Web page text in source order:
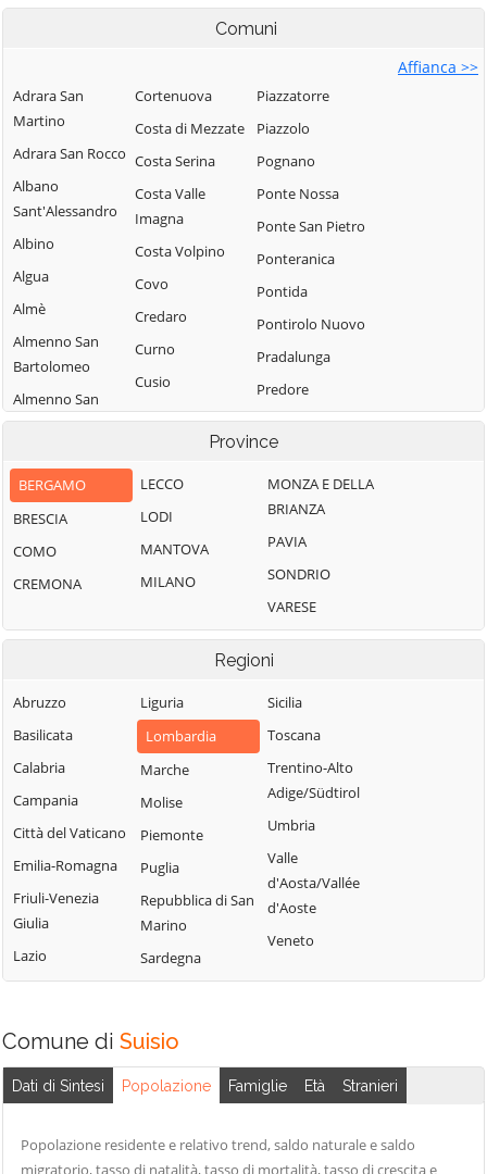
Comuni
Affianca >>
Adrara San
Martino
Adrara San Rocco
Albano
Sant'Alessandro
Albino
Algua
Almè
Almenno San
Bartolomeo
Almenno San
Salvatore
Lombardo
Ambivere
Antegnate
Arcene
Arzago d'Adda
Aviatico
Azzano San
Paolo
Azzone
Bagnatica
Barbata
Bariano
Barzana
Bedulita
Bergamo
Bianzano
Bolgare
Cortenuova
Costa di Mezzate
Costa Serina
Costa Valle
Imagna
Costa Volpino
Covo
Credaro
Curno
Cusio
Dalmine
Endine Gaiano
Entratico
Fara Gera d'Adda
Fara Olivana con
Filago
Fino del Monte
Fiorano al Serio
Fontanella
Fonteno
Foppolo
Foresto Sparso
Fornovo San
Fuipiano Valle
Gandellino
Gandosso
Gaverina Terme
Ghisalba
Piazzatorre
Piazzolo
Pognano
Ponte Nossa
Ponte San Pietro
Ponteranica
Pontida
Pontirolo Nuovo
Pradalunga
Predore
Premolo
Presezzo
Pumenengo
Ranica
Ranzanico
Riva di Solto
Rogno
Romano di
Roncobello
Roncola
Rota d'Imagna
Rovetta
Bianco
Terme
Santa Brigida
Sarnico
Schilpario
Province
BERGAMO
BRESCIA
COMO
CREMONA
LECCO
LODI
MANTOVA
MILANO
MONZA E DELLA
BRIANZA
PAVIA
SONDRIO
VARESE
Regioni
Abruzzo
Basilicata
Calabria
Campania
Città del Vaticano
Emilia-Romagna
Friuli-Venezia
Giulia
Lazio
Liguria
Lombardia
Marche
Molise
Piemonte
Puglia
Repubblica di San
Marino
Sardegna
Sicilia
Toscana
Trentino-Alto
Adige/Südtirol
Umbria
Valle
d'Aosta/Vallée
d'Aoste
Veneto
Comune di Suisio
Dati di Sintesi Popolazione Famiglie Età Stranieri
Popolazione residente e relativo trend, saldo naturale e saldo
migratorio, tasso di natalità, tasso di mortalità, tasso di crescita e